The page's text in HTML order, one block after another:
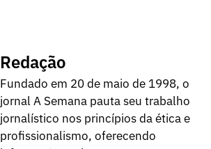
Redação
Fundado em 20 de maio de 1998, o
jornal A Semana pauta seu trabalho
jornalístico nos princípios da ética e
profissionalismo, oferecendo